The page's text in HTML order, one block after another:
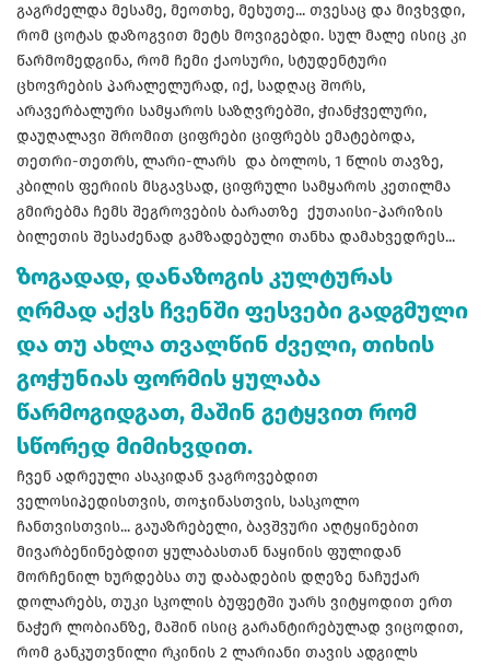
გაგრძელდა მესამე, მეოთხე, მეხუთე... თვესაც და მივხვდი,
რომ ცოტას დაზოგვით მეტს მოვიგებდი. სულ მალე ისიც კი
წარმომედგინა, რომ ჩემი ქაოსური, სტუდენტური
ცხოვრების პარალელურად, იქ, სადღაც შორს,
არავერბალური სამყაროს საზღვრებში, ჭიანჭველური,
დაუღალავი შრომით ციფრები ციფრებს ემატებოდა,
თეთრი-თეთრს, ლარი-ლარს და ბოლოს, 1 წლის თავზე,
კბილის ფერიის მსგავსად, ციფრული სამყაროს კეთილმა
გმირებმა ჩემს შეგროვების ბარათზე ქუთაისი-პარიზის
ბილეთის შესაძენად გამზადებული თანხა დამახვედრეს...
ზოგადად, დანაზოგის კულტურას
ღრმად აქვს ჩვენში ფესვები გადგმული
და თუ ახლა თვალწინ ძველი, თიხის
გოჭუნიას ფორმის ყულაბა
წარმოგიდგათ, მაშინ გეტყვით რომ
სწორედ მიმიხვდით.
ჩვენ ადრეული ასაკიდან ვაგროვებდით
ველოსიპედისთვის, თოჯინასთვის, სასკოლო
ჩანთვისთვის... გაუაზრებელი, ბავშვური აღტყინებით
მივარბენინებდით ყულაბასთან ნაყინის ფულიდან
მორჩენილ ხურდებსა თუ დაბადების დღეზე ნაჩუქარ
დოლარებს, თუკი სკოლის ბუფეტში უარს ვიტყოდით ერთ
ნაჭერ ლობიანზე, მაშინ ისიც გარანტირებულად ვიცოდით,
რომ განკუთვნილი რკინის 2 ლარიანი თავის ადგილს